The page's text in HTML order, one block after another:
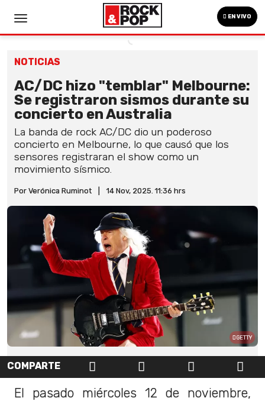
EN VIVO
NOTICIAS
AC/DC hizo "temblar" Melbourne:
Se registraron sismos durante su
concierto en Australia
La banda de rock AC/DC dio un poderoso
concierto en Melbourne, lo que causó que los
sensores registraran el show como un
movimiento sísmico.
Por Verónica Ruminot 14 Nov, 2025. 11:36 hrs
GETTY
COMPARTE
El pasado miércoles 12 de noviembre,